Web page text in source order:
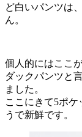
ど白いパンツは
ん。
個人的にはここ
ダックパンツと
ました。
ここにきて5ポ
うで新鮮です。